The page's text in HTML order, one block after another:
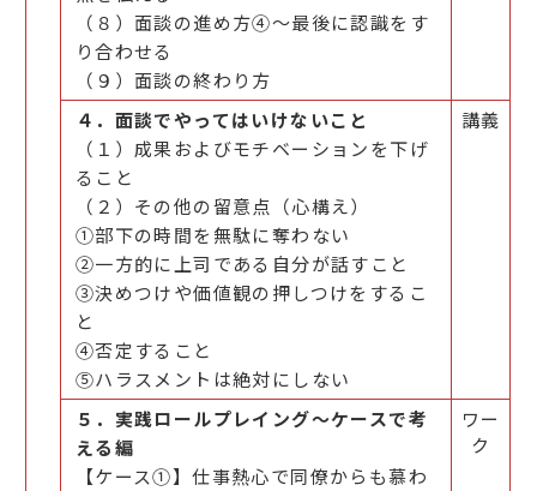
（８）面談の進め方④～最後に認識をす
り合わせる
（９）面談の終わり方
４．面談でやってはいけないこと
（１）成果およびモチベーションを下げ
ること
（２）その他の留意点（心構え）
①部下の時間を無駄に奪わない
②一方的に上司である自分が話すこと
③決めつけや価値観の押しつけをするこ
と
④否定すること
⑤ハラスメントは絶対にしない
講義
５．実践ロールプレイング～ケースで考
える編
【ケース①】仕事熱心で同僚からも慕わ
ワー
ク